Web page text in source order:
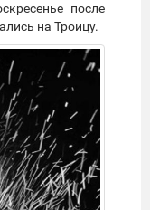
после
на Троицу.